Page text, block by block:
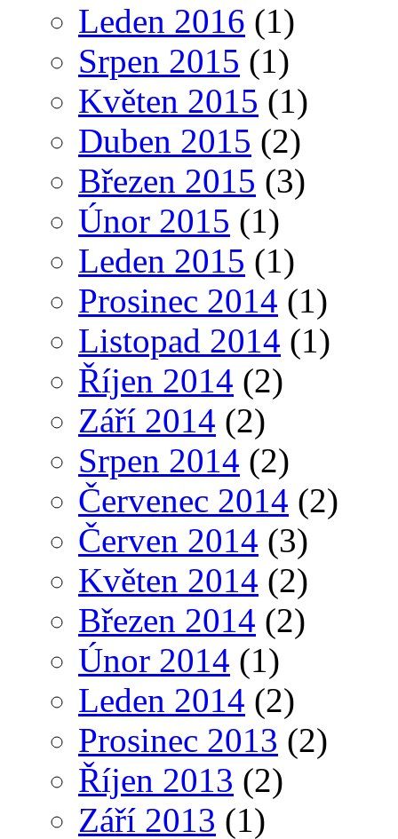
Leden 2016 (1)
Srpen 2015 (1)
Květen 2015 (1)
Duben 2015 (2)
Březen 2015 (3)
Únor 2015 (1)
Leden 2015 (1)
Prosinec 2014 (1)
Listopad 2014 (1)
Říjen 2014 (2)
Září 2014 (2)
Srpen 2014 (2)
Červenec 2014 (2)
Červen 2014 (3)
Květen 2014 (2)
Březen 2014 (2)
Únor 2014 (1)
Leden 2014 (2)
Prosinec 2013 (2)
Říjen 2013 (2)
Září 2013 (1)